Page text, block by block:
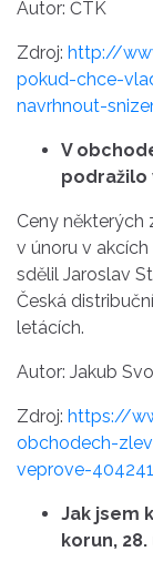
Autor: ČTK
Zdroj: http://
pokud-chce-
navrhnout-
V
podražilo
Ceny některých
v únoru v
sdělil Jaroslav
Česká
letácích.
Autor: Jakub
Zdroj: https://
obchodech-
veprove-
Jak jsem
korun, 28.